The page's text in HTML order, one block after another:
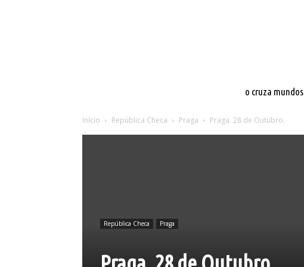
o cruza mundos
Início República Checa Praga Praga. 28 de Outubro.
República Checa Praga